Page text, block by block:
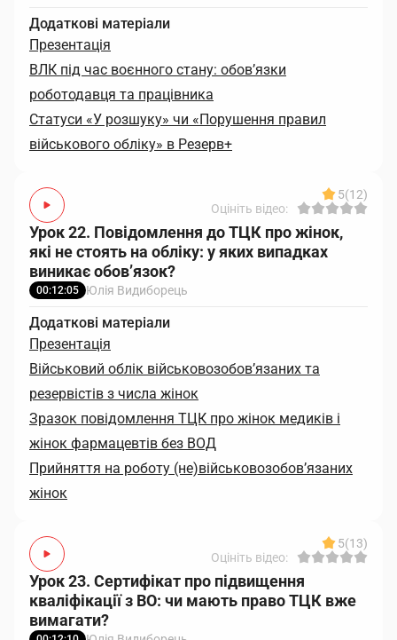
Додаткові матеріали
Презентація
ВЛК під час воєнного стану: обов’язки
роботодавця та працівника
Статуси «У розшуку» чи «Порушення правил
військового обліку» в Резерв+
5(12)
Оцініть відео:
Урок 22. Повідомлення до ТЦК про жінок,
які не стоять на обліку: у яких випадках
виникає обов’язок?
00:12:05 Юлія Видиборець
Додаткові матеріали
Презентація
Військовий облік військовозобов’язаних та
резервістів з числа жінок
Зразок повідомлення ТЦК про жінок медиків і
жінок фармацевтів без ВОД
Прийняття на роботу (не)військовозобов’язаних
жінок
5(13)
Оцініть відео:
Урок 23. Сертифікат про підвищення
кваліфікації з ВО: чи мають право ТЦК вже
вимагати?